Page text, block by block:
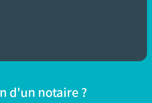
d'un notaire ?